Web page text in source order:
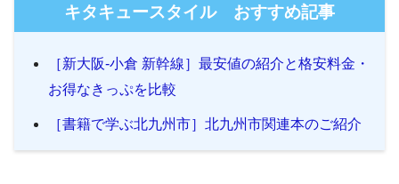
キタキュースタイル おすすめ記事
［新大阪-小倉 新幹線］最安値の紹介と格安料金・
お得なきっぷを比較
［書籍で学ぶ北九州市］北九州市関連本のご紹介